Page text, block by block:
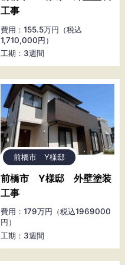
工事
費用：155.5万円（税込
1,710,000円）
工期：3週間
前橋市 Y様邸
前橋市 Y様邸 外壁塗装
工事
費用：179万円（税込1969000
円）
工期：3週間